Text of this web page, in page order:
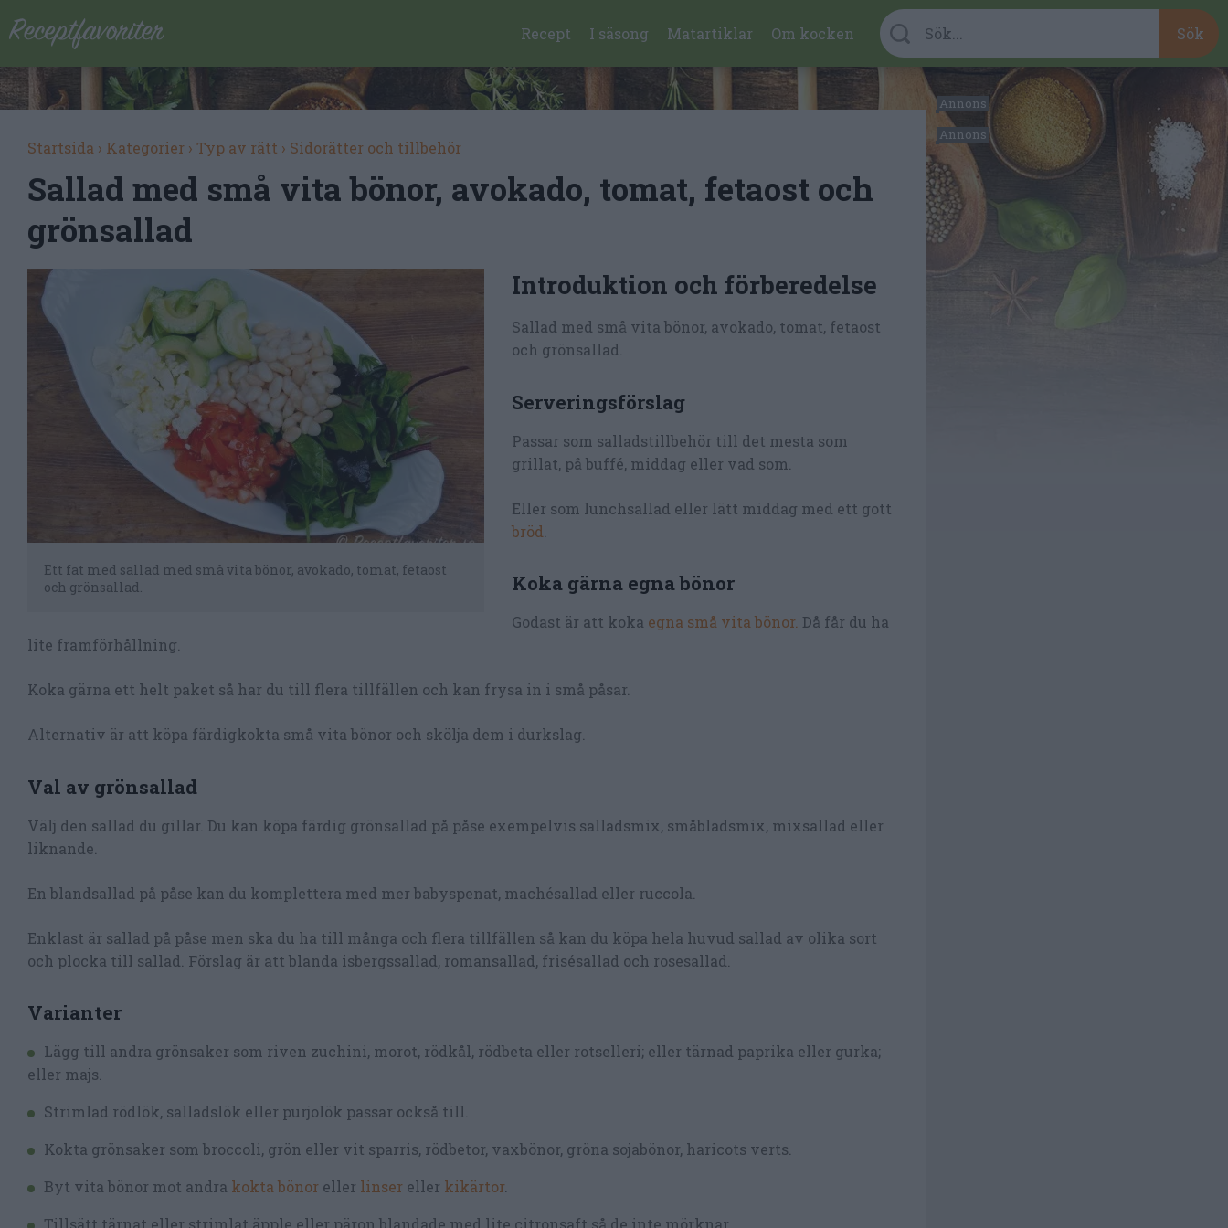
Recept I säsong Matartiklar Om kocken
Startsida › Kategorier › Typ av rätt › Sidorätter och tillbehör
Sallad med små vita bönor, avokado, tomat, fetaost och
grönsallad
Ett fat med sallad med små vita bönor, avokado, tomat, fetaost
och grönsallad.
Introduktion och förberedelse
Sallad med små vita bönor, avokado, tomat, fetaost
och grönsallad.
Serveringsförslag
Passar som salladstillbehör till det mesta som
grillat, på buffé, middag eller vad som.
Eller som lunchsallad eller lätt middag med ett gott
bröd
Koka gärna egna bönor
Godast är att koka egna små vita bönor. Då får du ha
lite framförhållning.
Koka gärna ett helt paket så har du till flera tillfällen och kan frysa in i små påsar.
Alternativ är att köpa färdigkokta små vita bönor och skölja dem i durkslag.
Val av grönsallad
Välj den sallad du gillar. Du kan köpa färdig grönsallad på påse exempelvis salladsmix, småbladsmix, mixsallad eller
liknande.
En blandsallad på påse kan du komplettera med mer babyspenat, machésallad eller ruccola.
Enklast är sallad på påse men ska du ha till många och flera tillfällen så kan du köpa hela huvud sallad av olika sort
och plocka till sallad. Förslag är att blanda isbergssallad, romansallad, frisésallad och rosesallad.
Varianter
Lägg till andra grönsaker som riven zuchini, morot, rödkål, rödbeta eller rotselleri; eller tärnad paprika eller gurka;
eller majs.
Strimlad rödlök, salladslök eller purjolök passar också till.
Kokta grönsaker som broccoli, grön eller vit sparris, rödbetor, vaxbönor, gröna sojabönor, haricots verts.
Byt vita bönor mot andra kokta bönor eller linser eller kikärtor.
Tillsätt tärnat eller strimlat äpple eller päron blandade med lite citronsaft så de inte mörknar.